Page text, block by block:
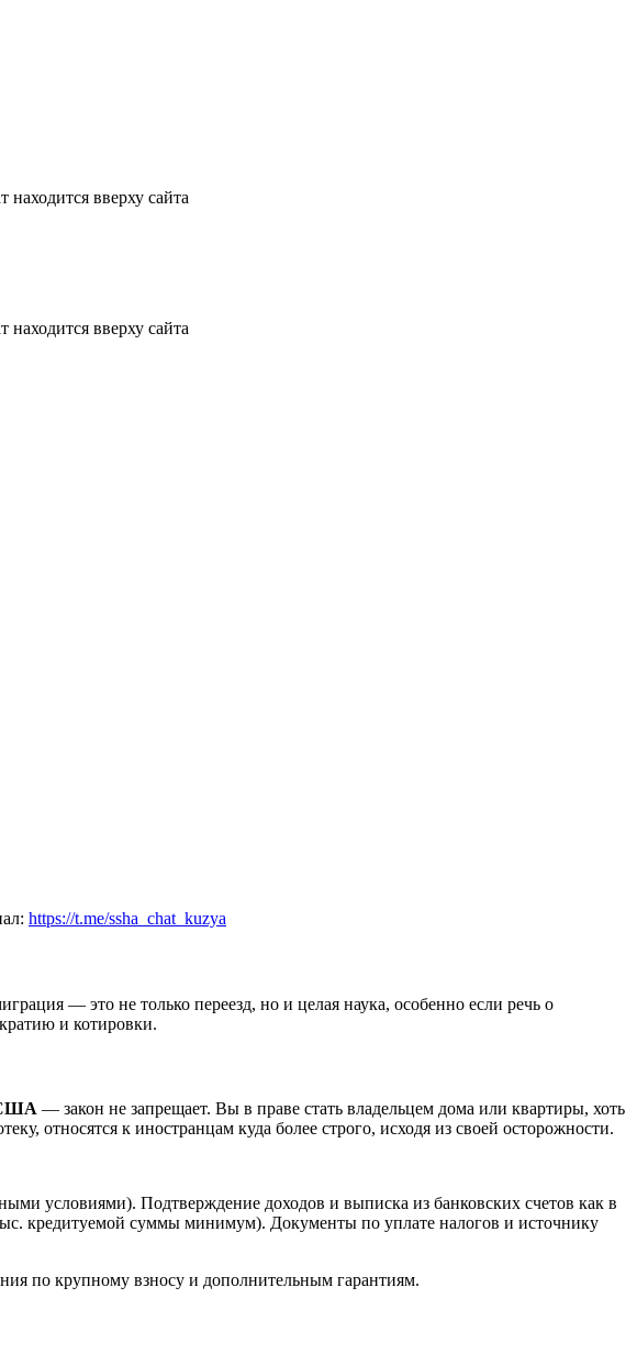
вверху сайта
вверху сайта
https://t.me/ssha_chat_kuzya
— это не только переезд, но и целая наука, особенно если речь о
и котировки.
США — закон не запрещает. Вы в праве стать владельцем дома или квартиры, хоть
относятся к иностранцам куда более строго, исходя из своей осторожности.
условиями). Подтверждение доходов и выписка из банковских счетов как в
кредитуемой суммы минимум). Документы по уплате налогов и источнику
по крупному взносу и дополнительным гарантиям.